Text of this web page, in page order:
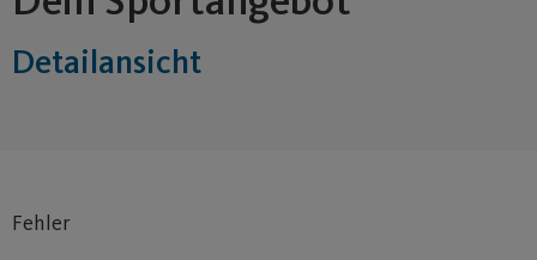
Detailansicht
Fehler